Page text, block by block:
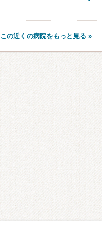
この近くの病院をもっと見る »